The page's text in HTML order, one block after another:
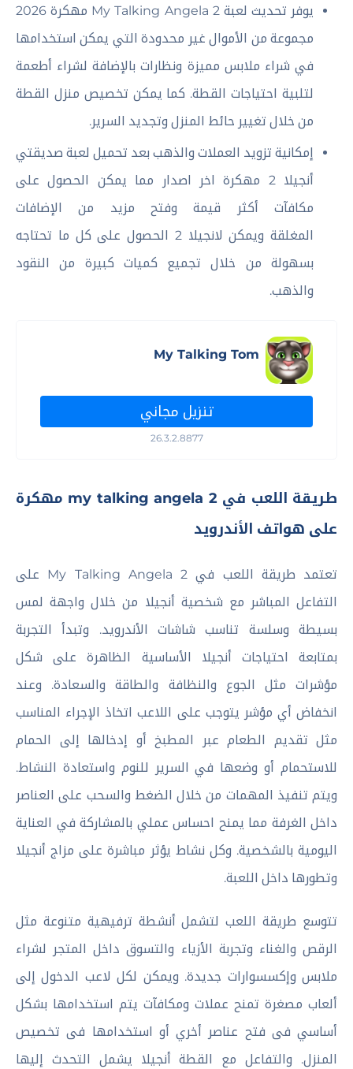
يوفر تحديث لعبة My Talking Angela 2 مهكرة 2026
مجموعة من الأموال غير محدودة التي يمكن استخدامها
في شراء ملابس مميزة ونظارات بالإضافة لشراء أطعمة
لتلبية احتياجات القطة. كما يمكن تخصيص منزل القطة
من خلال تغيير حائط المنزل وتجديد السرير.
إمكانية تزويد العملات والذهب بعد تحميل لعبة صديقتي
أنجيلا 2 مهكرة اخر اصدار مما يمكن الحصول على
مكافآت أكثر قيمة وفتح مزيد من الإضافات
المغلقة ويمكن لانجيلا 2 الحصول على كل ما تحتاجه
بسهولة من خلال تجميع كميات كبيرة من النقود
والذهب.
My Talking Tom
تنزيل مجاني
26.3.2.8877
طريقة اللعب في my talking angela 2 مهكرة
على هواتف الأندرويد
تعتمد طريقة اللعب في My Talking Angela 2 على
التفاعل المباشر مع شخصية أنجيلا من خلال واجهة لمس
بسيطة وسلسة تناسب شاشات الأندرويد. وتبدأ التجربة
بمتابعة احتياجات أنجيلا الأساسية الظاهرة على شكل
مؤشرات مثل الجوع والنظافة والطاقة والسعادة. وعند
انخفاض أي مؤشر يتوجب على اللاعب اتخاذ الإجراء المناسب
مثل تقديم الطعام عبر المطبخ أو إدخالها إلى الحمام
للاستحمام أو وضعها في السرير للنوم واستعادة النشاط.
ويتم تنفيذ المهمات من خلال الضغط والسحب على العناصر
داخل الغرفة مما يمنح احساس عملي بالمشاركة في العناية
اليومية بالشخصية. وكل نشاط يؤثر مباشرة على مزاج أنجيلا
وتطورها داخل اللعبة.
تتوسع طريقة اللعب لتشمل أنشطة ترفيهية متنوعة مثل
الرقص والغناء وتجربة الأزياء والتسوق داخل المتجر لشراء
ملابس وإكسسوارات جديدة. ويمكن لكل لاعب الدخول إلى
ألعاب مصغرة تمنح عملات ومكافآت يتم استخدامها بشكل
أساسي فى فتح عناصر أخري أو استخدامها فى تخصيص
المنزل. والتفاعل مع القطة أنجيلا يشمل التحدث إليها